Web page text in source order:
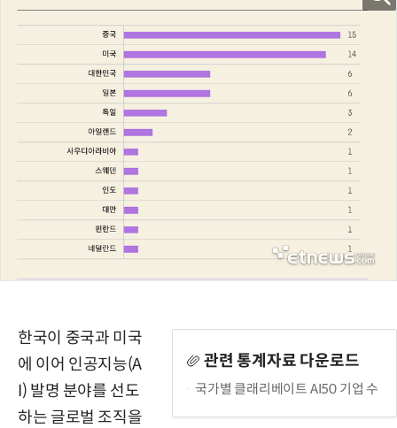
관련 통계자료 다운로드
국가별 클래리베이트 AI50 기업 수
한국이 중국과 미국
에 이어 인공지능(A
I) 발명 분야를 선도
하는 글로벌 조직을